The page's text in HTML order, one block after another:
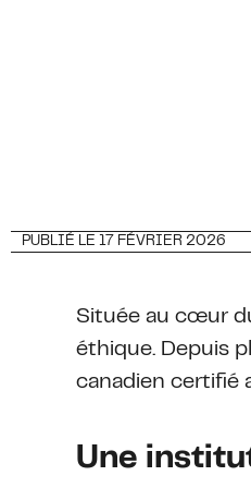
PUBLIÉ LE 17 FÉVRIER 2026
Située au cœur
éthique. Depuis
canadien certifié
Une